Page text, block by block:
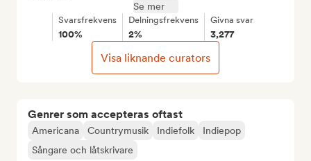
Genrer som accepteras oftast
Americana Countrymusik Indiefolk
Indiepop
Sångare och låtskrivare
Se mer
Svarsfrekvens
100%
Delningsfrekvens
2%
Givna svar
3,277
Visa liknande curators